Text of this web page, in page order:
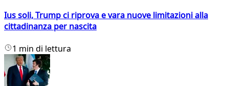
Ius soli, Trump ci riprova e vara nuove limitazioni alla
cittadinanza per nascita
1 min di lettura